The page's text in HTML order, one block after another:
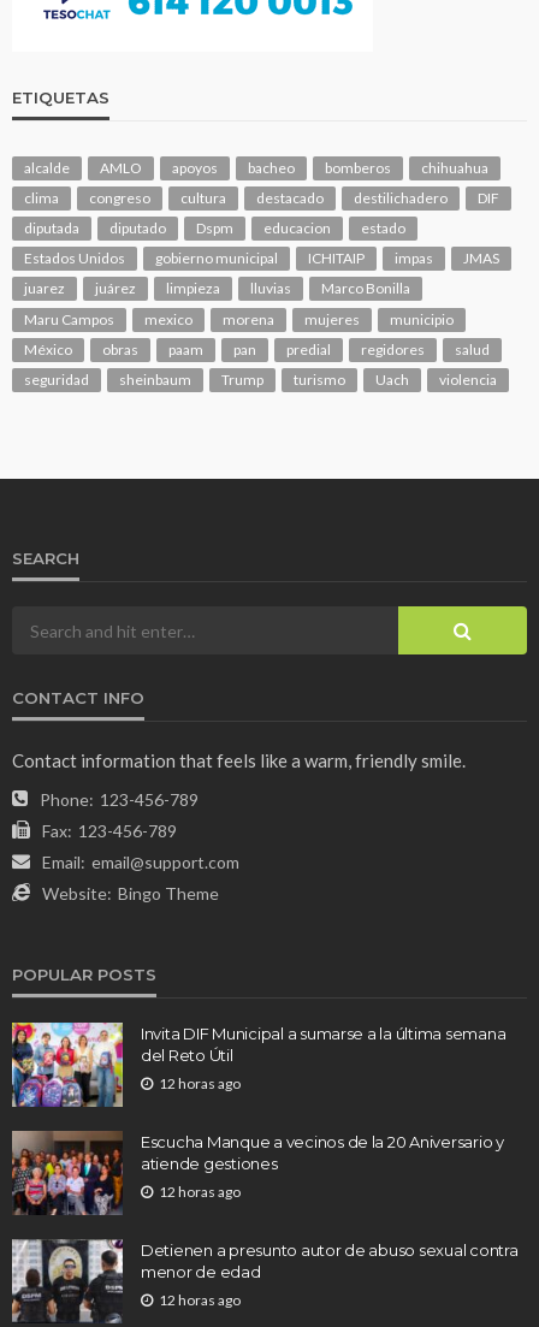
ETIQUETAS
alcalde AMLO apoyos bacheo bomberos
chihuahua
clima
congreso cultura destacado destilichadero
DIF
diputada
diputado Dspm educacion
estado
Estados Unidos
gobierno municipal ICHITAIP impas
JMAS
juarez
juárez limpieza lluvias
Marco Bonilla
Maru Campos
mexico morena mujeres
municipio
México
obras paam pan predial regidores
salud
seguridad
sheinbaum Trump turismo Uach violencia
SEARCH
CONTACT INFO
Contact information that feels like a warm, friendly smile.
Phone: 123-456-789
Fax: 123-456-789
Email: email@support.com
Website: Bingo Theme
POPULAR POSTS
Invita DIF Municipal a sumarse a la última semana
del Reto Útil
12 horas ago
Escucha Manque a vecinos de la 20 Aniversario y
atiende gestiones
12 horas ago
Detienen a presunto autor de abuso sexual contra
menor de edad
12 horas ago